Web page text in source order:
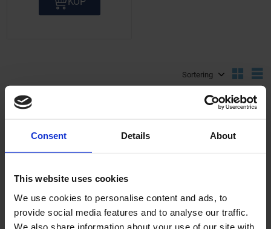
Consent Details About
This website uses cookies
We use cookies to personalise content and ads, to
provide social media features and to analyse our traffic.
We also share information about your use of our site with
Låsdelssats
KÖP FLER SPARA MER
Stötdämpare inkapslad
Lägg